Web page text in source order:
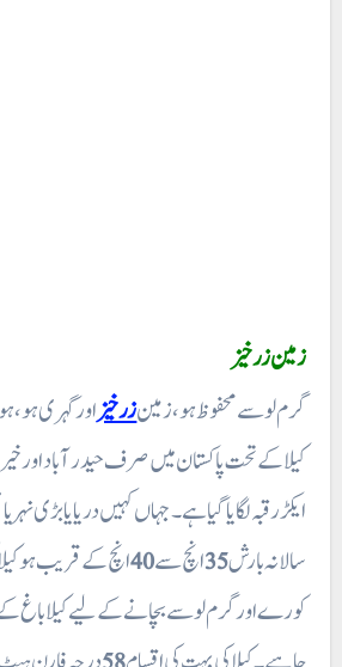
زمین زرخیز
گرم لو سے محفوظ ہو، زمینزرخیزاور گہری ہو،
کیلا کے تحت پاکستان میں صرف حیدر آباد اور
ایکڑ رقبہ لگایا گیا ہے۔ جہاں کہیں دریایا بڑی
سالانہ بارش35انچ سے40انچ کے قریب ہو
کورے اور گرم لو سے بچانے کے لیے کیلا باغ کے